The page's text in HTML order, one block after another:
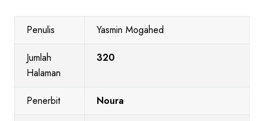
Penulis Yasmin Mogahed
Jumlah
Halaman
320
Penerbit Noura